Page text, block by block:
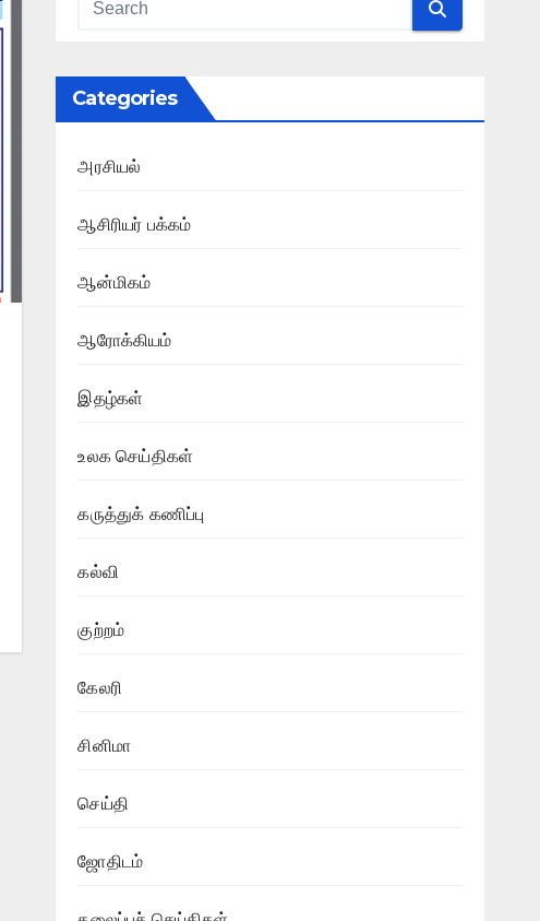
Categories
அரசியல்
ஆசிரியர் பக்கம்
ஆன்மிகம்
ஆரோக்கியம்
இதழ்கள்
உலக செய்திகள்
கருத்துக் கணிப்பு
கல்வி
குற்றம்
கேலரி
சினிமா
செய்தி
ஜோதிடம்